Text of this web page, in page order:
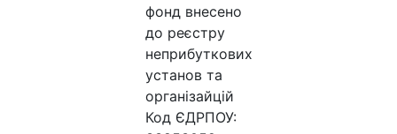
фонд внесено
до реєстру
неприбуткових
установ та
організайцій
Код ЄДРПОУ: